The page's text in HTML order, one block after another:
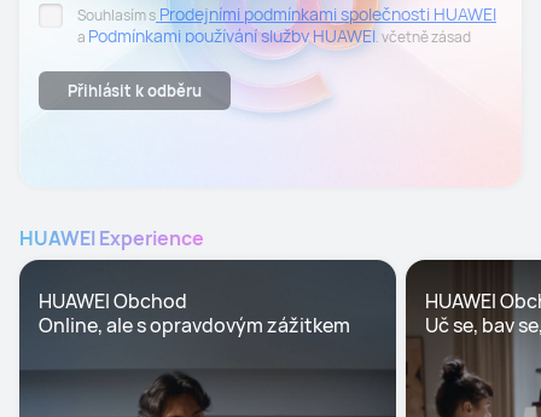
Souhlasím s Prodejními podmínkami společnosti HUAWEI
a Podmínkami používání služby HUAWEI, včetně zásad
zpracování osobních údajů uvedených vZásadách ochrany
osobních údajů.
Souhlasím se zasíláním personalizovaných obchodních sdělení
elektronickou cestou na mnou uvedenou e-mailovou adresu,
Přihlásit k odběru
HUAWEI Experience
HUAWEI Obchod
Online, ale s opravdovým zážitkem
HUAWEI
Uč se, bav